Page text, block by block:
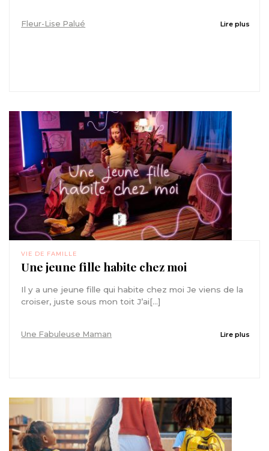
Fleur-Lise Palué Lire plus
VIE DE FAMILLE
Une jeune fille habite chez moi
Il y a une jeune fille qui habite chez moi Je viens de la
croiser, juste sous mon toit J’ai[...]
Une Fabuleuse Maman Lire plus